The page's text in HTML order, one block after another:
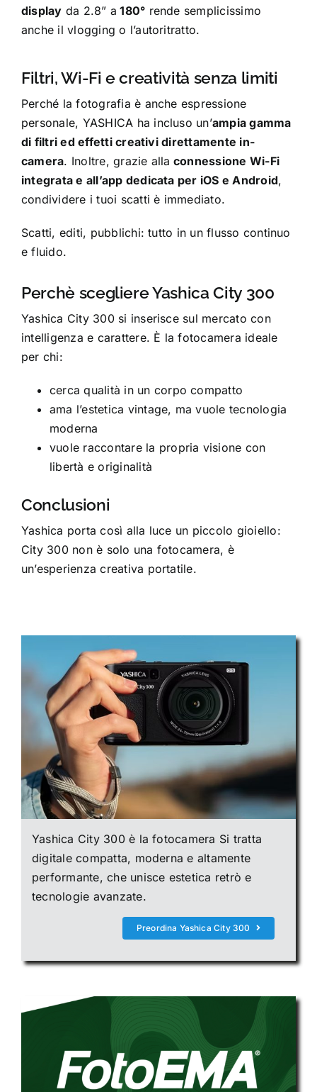
display da 2.8” a 180° rende semplicissimo
anche il vlogging o l’autoritratto.
Filtri, Wi-Fi e creatività senza limiti
Perché la fotografia è anche espressione
personale, YASHICA ha incluso un’ampia gamma
di filtri ed effetti creativi direttamente in-
camera. Inoltre, grazie alla connessione Wi-Fi
integrata e all’app dedicata per iOS e Android,
condividere i tuoi scatti è immediato.
Scatti, editi, pubblichi: tutto in un flusso continuo
e fluido.
Perchè scegliere Yashica City 300
Yashica City 300 si inserisce sul mercato con
intelligenza e carattere. È la fotocamera ideale
per chi:
cerca qualità in un corpo compatto
ama l’estetica vintage, ma vuole tecnologia
moderna
vuole raccontare la propria visione con
libertà e originalità
Conclusioni
Yashica porta così alla luce un piccolo gioiello:
City 300 non è solo una fotocamera, è
un’esperienza creativa portatile.
Yashica City 300 è la fotocamera Si tratta
digitale compatta, moderna e altamente
performante, che unisce estetica retrò e
tecnologie avanzate.
Preordina Yashica City 300